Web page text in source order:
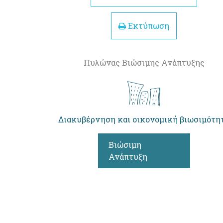
Εκτύπωση
Πυλώνας Βιώσιμης Ανάπτυξης
Διακυβέρνηση και οικονομική
Βιώσιμη
Ανάπτυξη